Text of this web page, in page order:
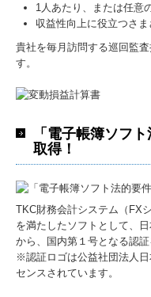
1人あたり、または任意
収益性向上に役立つさ
貴社を毎月訪問する巡回監
す。
「電子帳簿ソフ
取得！
TKC財務会計システム（FXシ
を満たしたソフトとして、
から、国内第１号となる認証
※認証ロゴは公益社団法人
センスされています。